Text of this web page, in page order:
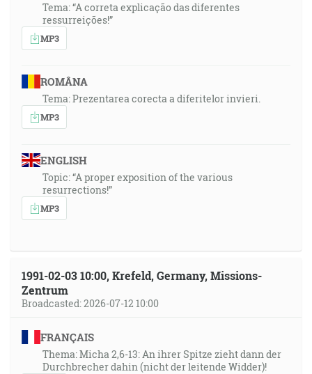
Tema: “A correta explicação das diferentes
ressurreições!”
MP3
ROMÂNA
Tema: Prezentarea corecta a diferitelor invieri.
MP3
ENGLISH
Topic: “A proper exposition of the various
resurrections!”
MP3
1991-02-03 10:00, Krefeld, Germany, Missions-
Zentrum
Broadcasted: 2026-07-12 10:00
FRANÇAIS
Thema: Micha 2,6-13: An ihrer Spitze zieht dann der
Durchbrecher dahin (nicht der leitende Widder)!